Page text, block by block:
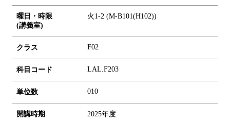
曜日・時限
(講義室)
火1-2 (M-B101(H102))
クラス F02
科目コード LAL.F203
単位数 010
開講時期 2025年度